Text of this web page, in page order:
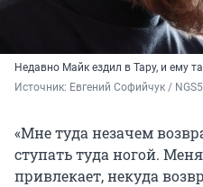
Недавно Майк ездил в Тару, и ему
Источник: Евгений Софийчук /
«Мне туда незачем
ступать туда ногой.
привлекает, некуда